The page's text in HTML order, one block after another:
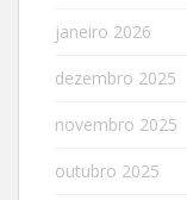
janeiro 2026
dezembro 2025
novembro 2025
outubro 2025